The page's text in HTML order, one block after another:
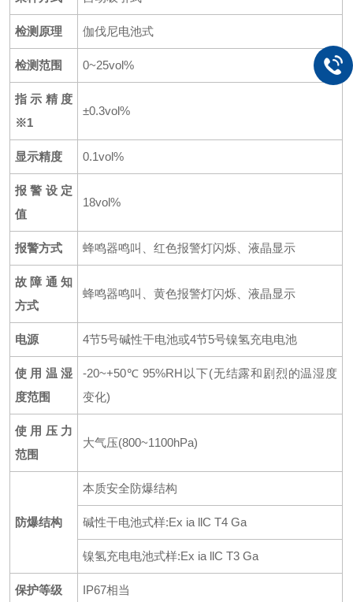
检测原理 伽伐尼电池式
检测范围 0~25vol%
指示精度
※1
±0.3vol%
显示精度 0.1vol%
报警设定
值
18vol%
报警方式 蜂鸣器鸣叫、红色报警灯闪烁、液晶显示
故障通知
方式
蜂鸣器鸣叫、黄色报警灯闪烁、液晶显示
电源 4节5号碱性干电池或4节5号镍氢充电电池
使用温湿
度范围
-20~+50℃ 95%RH以下(无结露和剧烈的温湿度
变化)
使用压力
范围
大气压(800~1100hPa)
防爆结构
本质安全防爆结构
碱性干电池式样:Ex ia llC T4 Ga
镍氢充电电池式样:Ex ia llC T3 Ga
保护等级 IP67相当